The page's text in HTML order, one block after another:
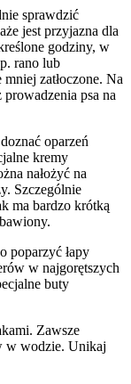
sprawdzić
jest przyjazna dla
godziny, w
rano lub
zatłoczone. Na
psa na
oparzeń
kremy
nałożyć na
Szczególnie
ma bardzo krótką
poparzyć łapy
w najgorętszych
buty
Zawsze
w wodzie. Unikaj